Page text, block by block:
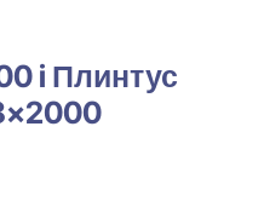
i Плинтус